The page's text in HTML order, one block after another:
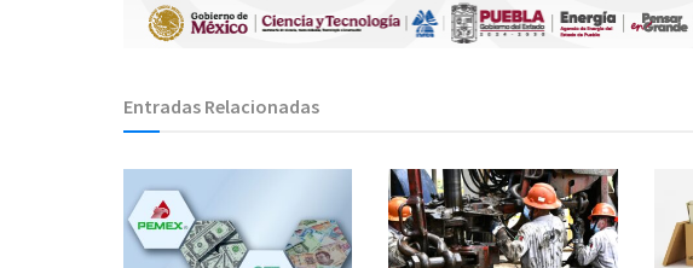
Entradas Relacionadas